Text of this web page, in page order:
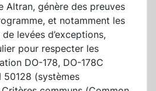
Altran, génère des preuves
et notamment les
de levées d’exceptions,
pour respecter les
DO-178, DO-178C
50128 (systèmes